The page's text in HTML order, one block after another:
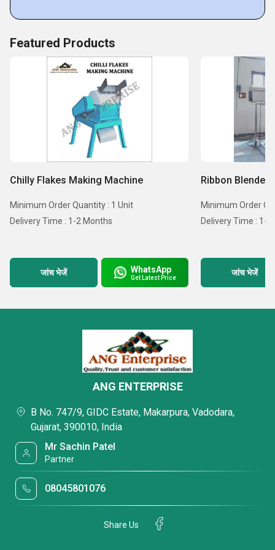
Featured Products
Chilly Flakes Making Machine
Minimum Order Quantity : 1 Unit
Delivery Time : 1-2 Months
जांच भेजें WhatsApp
Get Latest Price
Ribbon Blender
Minimum Order
Delivery Time : 1-
जांच भेजें
ANG ENTERPRISE
B No. 747/9, GIDC Estate, Makarpura, Vadodara,
Gujarat, 390010, India
Mr Sachin Patel
Partner
08045801076
Share Us